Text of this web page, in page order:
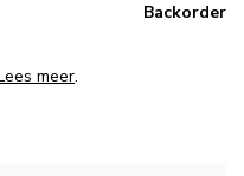
Backorder
meer.